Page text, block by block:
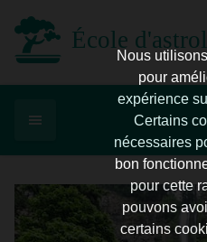
École
Nous
pour
expérience
Certains
nécessaires
bon
pour cette
pouvons
certains